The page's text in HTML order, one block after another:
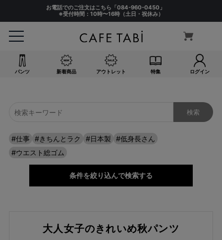
お電話でのご注文はこちら「084-960-0450 」
※受付時間：10時〜16時（土日・祝休み）
パンツ 新着商品 アウトレット 特集 ログイン
#仕事 #きちんとラク #日本製
#低身長さん
#ウエスト総ゴム
条件を絞り込んで検索する
大人女子のきれいめ秋パンツ